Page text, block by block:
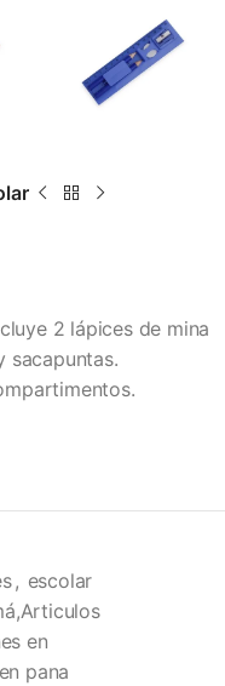
2 lápices de mina
sacapuntas.
, escolar
en
pana